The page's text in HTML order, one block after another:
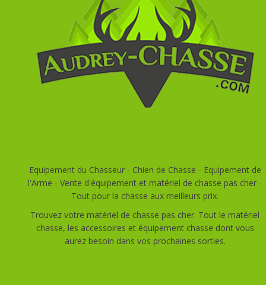
Equipement du Chasseur - Chien de Chasse - Equipement de
l'Arme - Vente d'équipement et matériel de chasse pas cher -
Tout pour la chasse aux meilleurs prix.
Trouvez votre matériel de chasse pas cher. Tout le matériel
chasse, les accessoires et équipement chasse dont vous
aurez besoin dans vos prochaines sorties.